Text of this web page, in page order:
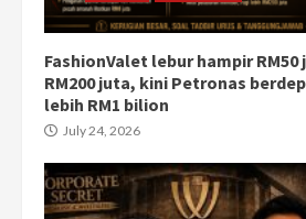
FashionValet lebur hampir RM50
RM200 juta, kini Petronas
lebih RM1 bilion
July 24, 2026